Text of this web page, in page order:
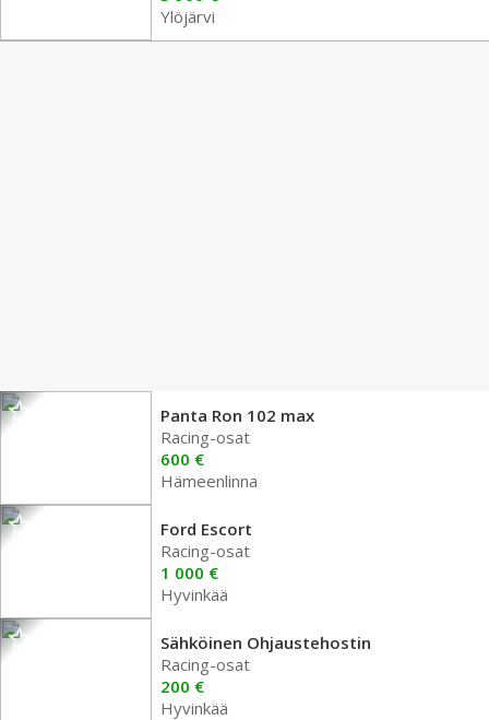
Ylöjärvi
Panta Ron 102 max
Racing-osat
600 €
Hämeenlinna
Ford Escort
Racing-osat
1 000 €
Hyvinkää
Sähköinen Ohjaustehostin
Racing-osat
200 €
Hyvinkää